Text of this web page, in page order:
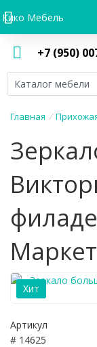
Кико Мебель
+7 (950)
Каталог мебели
Главная /
Маркет
Хит
Артикул
# 14625